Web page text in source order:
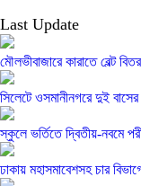
Last Update
মৌলভীবাজারে কারাতে বেল্ট
সিলেটে ওসমানীনগরে দুই
স্কুলে ভর্তিতে দ্বিতীয়-নবমে
ঢাকায় মহাসমাবেশসহ চার